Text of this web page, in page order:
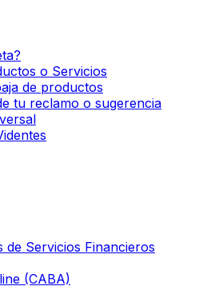
o Servicios
de productos
tu reclamo o sugerencia
de Servicios Financieros
(CABA)